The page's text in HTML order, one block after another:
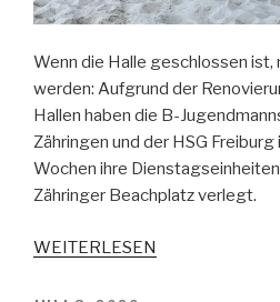
Wenn die Halle geschlossen ist,
werden: Aufgrund der
Hallen haben die B-
Zähringen und der HSG
Wochen ihre
Zähringer Beachplatz verlegt.
WEITERLESEN